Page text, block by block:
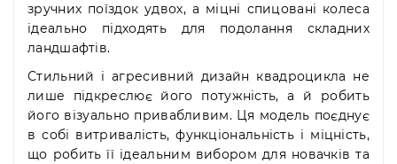
зручних поїздок удвох, а міцні спицовані колеса
ідеально підходять для подолання складних
ландшафтів.
Стильний і агресивний дизайн квадроцикла не
лише підкреслює його потужність, а й робить
його візуально привабливим. Ця модель поєднує
в собі витривалість, функціональність і міцність,
що робить її ідеальним вибором для новачків та